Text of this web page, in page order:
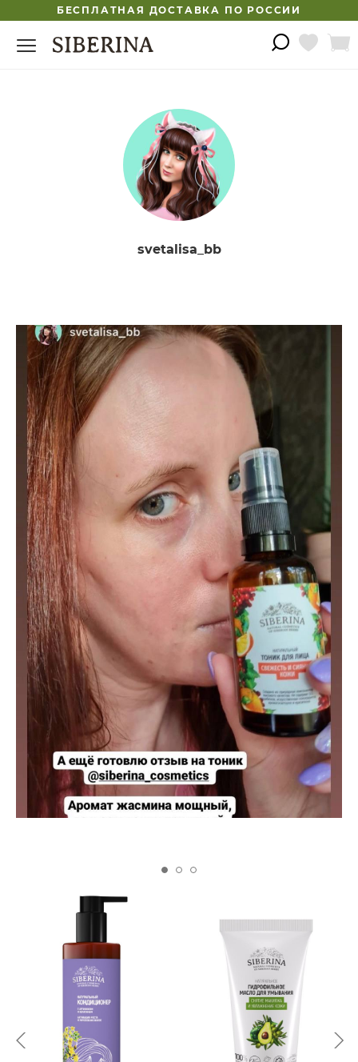
БЕСПЛАТНАЯ ДОСТАВКА ПО РОССИИ
svetalisa_bb